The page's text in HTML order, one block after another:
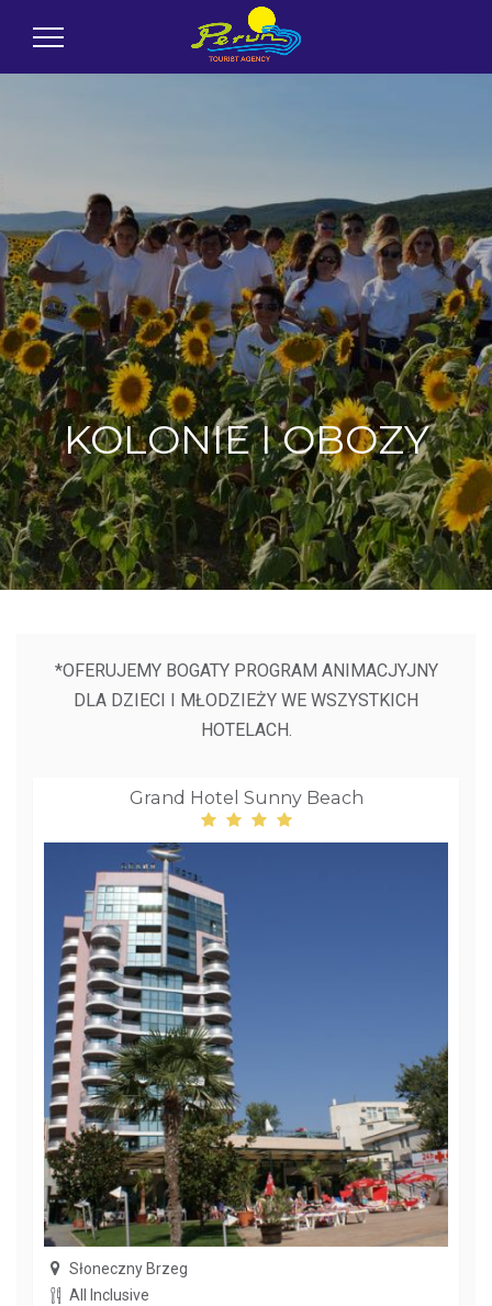
KOLONIE I OBOZY
*OFERUJEMY BOGATY PROGRAM ANIMACJYJNY
DLA DZIECI I MŁODZIEŻY WE WSZYSTKICH
HOTELACH.
Grand Hotel Sunny Beach
Słoneczny Brzeg
All Inclusive